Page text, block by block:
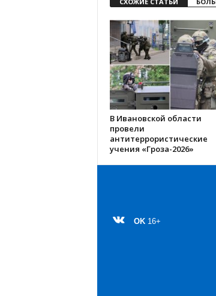
В Ивановской области
провели
антитеррористические
учения «Гроза-2026»
OK 16+